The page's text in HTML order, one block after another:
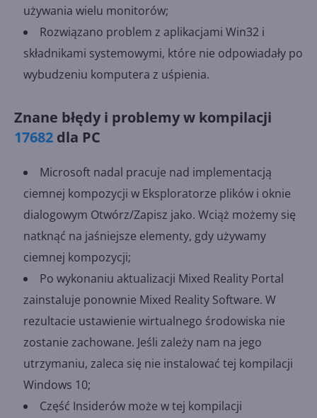
używania wielu monitorów;
Rozwiązano problem z aplikacjami Win32 i
składnikami systemowymi, które nie odpowiadały po
wybudzeniu komputera z uśpienia.
Znane błędy i problemy w kompilacji
17682 dla PC
Microsoft nadal pracuje nad implementacją
ciemnej kompozycji w Eksploratorze plików i oknie
dialogowym Otwórz/Zapisz jako. Wciąż możemy się
natknąć na jaśniejsze elementy, gdy używamy
ciemnej kompozycji;
Po wykonaniu aktualizacji Mixed Reality Portal
zainstaluje ponownie Mixed Reality Software. W
rezultacie ustawienie wirtualnego środowiska nie
zostanie zachowane. Jeśli zależy nam na jego
utrzymaniu, zaleca się nie instalować tej kompilacji
Windows 10;
Część Insiderów może w tej kompilacji